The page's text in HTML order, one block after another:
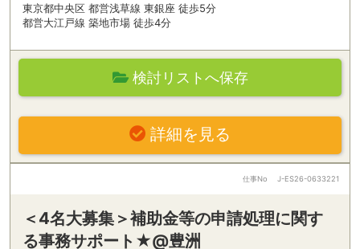
東京都中央区 都営浅草線 東銀座 徒歩5分
都営大江戸線 築地市場 徒歩4分
検討リストへ保存
詳細を見る
仕事No J-ES26-0633221
＜4名大募集＞補助金等の申請処理に関す
る事務サポート★@豊洲